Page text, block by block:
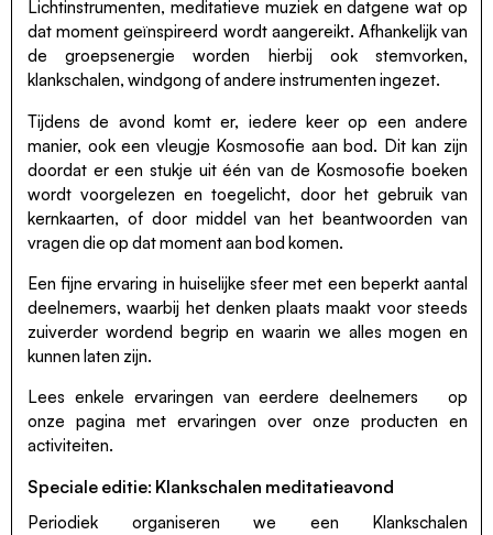
Lichtinstrumenten, meditatieve muziek en datgene wat op
dat moment geïnspireerd wordt aangereikt. Afhankelijk van
de groepsenergie worden hierbij ook stemvorken,
klankschalen, windgong of andere instrumenten ingezet.
Tijdens de avond komt er, iedere keer op een andere
manier, ook een vleugje Kosmosofie aan bod. Dit kan zijn
doordat er een stukje uit één van de Kosmosofie boeken
wordt voorgelezen en toegelicht, door het gebruik van
kernkaarten, of door middel van het beantwoorden van
vragen die op dat moment aan bod komen.
Een fijne ervaring in huiselijke sfeer met een beperkt aantal
deelnemers, waarbij het denken plaats maakt voor steeds
zuiverder wordend begrip en waarin we alles mogen en
kunnen laten zijn.
Lees enkele ervaringen van eerdere deelnemers
op
onze pagina met ervaringen over onze producten en
activiteiten.
Speciale editie: Klankschalen meditatieavond
Periodiek organiseren we een Klankschalen